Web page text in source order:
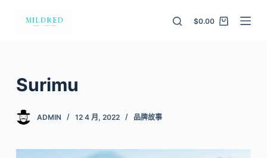
o
o
$0.00
Surimu
ADMIN 12 4 月, 2022 品牌故事